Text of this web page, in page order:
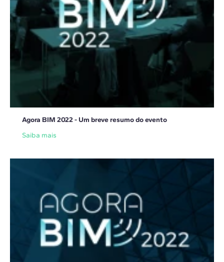
Agora BIM 2022 - Um breve resumo do evento
Saiba mais